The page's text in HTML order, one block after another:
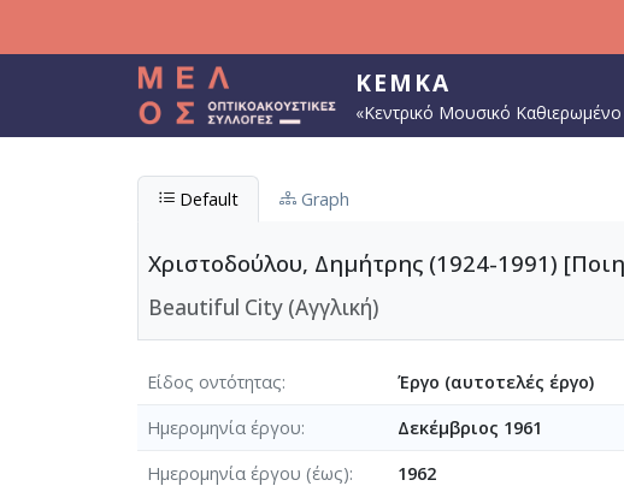
ΚΕΜΚΑ
«Κεντρικό Μουσικό Καθιερωμένο
Default Graph
Χριστοδούλου, Δημήτρης (1924-1991)
Beautiful City (Αγγλική)
Είδος οντότητας
Έργο (αυτοτελές έργο)
Ημερομηνία έργου
Δεκέμβριος 1961
Ημερομηνία έργου (έως)
1962